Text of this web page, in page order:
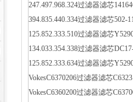
247.497.968.324过滤器滤芯
394.835.440.334过滤器滤芯502-
125.852.333.510过滤器滤芯
134.033.354.338过滤器滤芯
125.852.333.634过滤器滤芯
VokesC6370206过滤器滤芯
VokesC6360200过滤器滤芯